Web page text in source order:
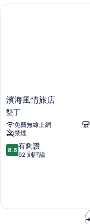
相
詳
濱
海
風
情
旅
店
墾
濱海風情旅店
墾丁
免費無線上網
禁煙
8.8
分，
夠
8.8 有夠讚
52 則評論
濱海風情旅店